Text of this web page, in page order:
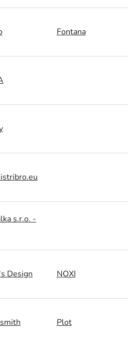
Fontana
s.r.o. -
Design NOXI
Plot